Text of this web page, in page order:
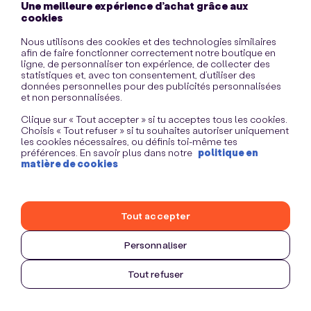
Une meilleure expérience d’achat grâce aux
cookies
Nous utilisons des cookies et des technologies similaires
afin de faire fonctionner correctement notre boutique en
ligne, de personnaliser ton expérience, de collecter des
statistiques et, avec ton consentement, d’utiliser des
données personnelles pour des publicités personnalisées
et non personnalisées.
Clique sur « Tout accepter » si tu acceptes tous les cookies.
Choisis « Tout refuser » si tu souhaites autoriser uniquement
les cookies nécessaires, ou définis toi-même tes
préférences. En savoir plus dans notre politique en
matière de cookies
Personnaliser
Tout refuser
Tout accepter